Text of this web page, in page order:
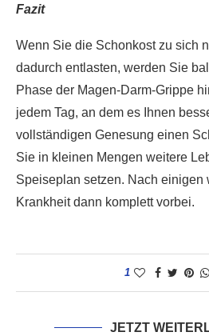
Fazit
Wenn Sie die Schonkost zu sich
dadurch entlasten, werden Sie
Phase der Magen-Darm-Grippe
jedem Tag, an dem es Ihnen
vollständigen Genesung einen
Sie in kleinen Mengen weitere
Speiseplan setzen. Nach einigen
Krankheit dann komplett vorbei.
1
JETZT